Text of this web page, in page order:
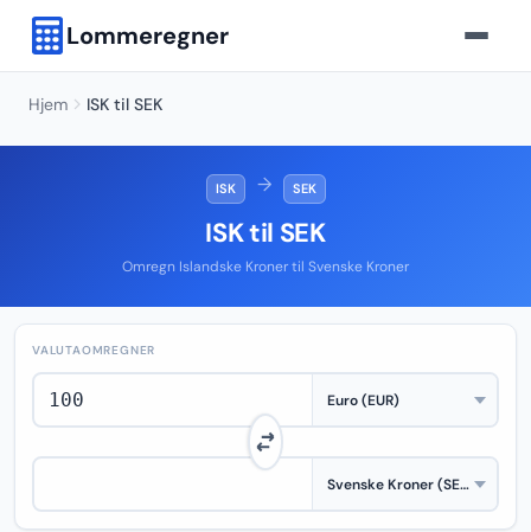
Lommeregner
Hjem ISK til SEK
ISK → SEK
ISK til SEK
Omregn Islandske Kroner til Svenske Kroner
VALUTAOMREGNER